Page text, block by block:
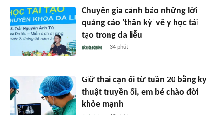
Chuyên gia cảnh báo những lời
quảng cáo 'thần kỳ' về y học tái
tạo trong da liễu
34 phút
Giữ thai cạn ối từ tuần 20 bằng kỹ
thuật truyền ối, em bé chào đời
khỏe mạnh